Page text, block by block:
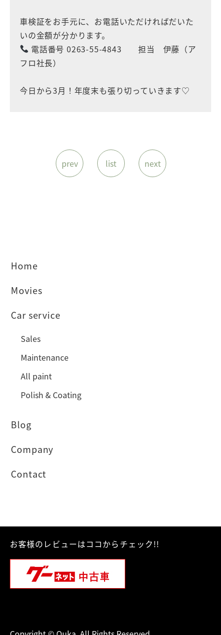
車検証をお手元に、お電話いただければだいた
いの金額が分かります。
電話番号 0263-55-4843 担当 伊藤（ア
フロ社長）
今日から3月！年度末も張り切っていきます♡
prev list next
Home
Movies
Car service
Sales
Maintenance
All paint
Polish & Coating
Blog
Company
Contact
お客様のレビューはココからチェック!!